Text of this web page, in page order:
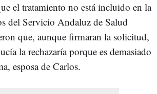
el tratamiento no está incluido en la
del Servicio Andaluz de Salud
que, aunque firmaran la solicitud,
la rechazaría porque es demasiado
esposa de Carlos.